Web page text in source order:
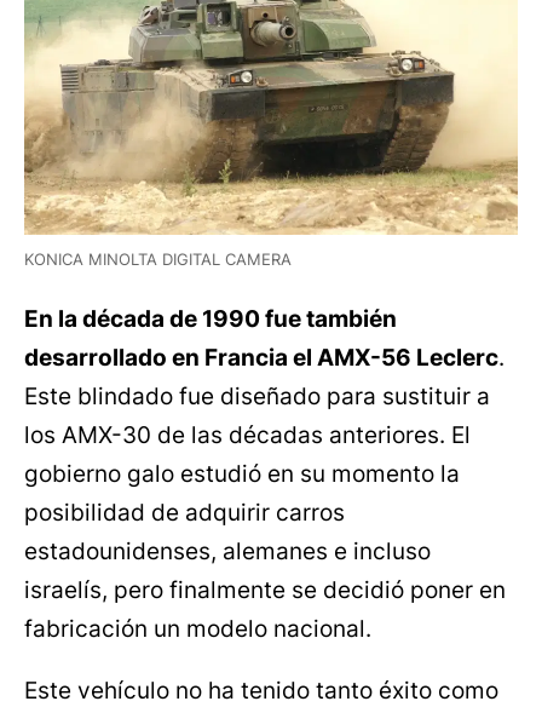
KONICA MINOLTA DIGITAL CAMERA
En la década de 1990 fue también
desarrollado en Francia el AMX-56 Leclerc.
Este blindado fue diseñado para sustituir a
los AMX-30 de las décadas anteriores. El
gobierno galo estudió en su momento la
posibilidad de adquirir carros
estadounidenses, alemanes e incluso
israelís, pero finalmente se decidió poner en
fabricación un modelo nacional.
Este vehículo no ha tenido tanto éxito como